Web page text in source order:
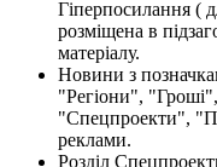
Гіперпосилання (
розміщена в
матеріалу.
Новини з
"Регіони",
"Спецпроекти",
реклами.
Розділ